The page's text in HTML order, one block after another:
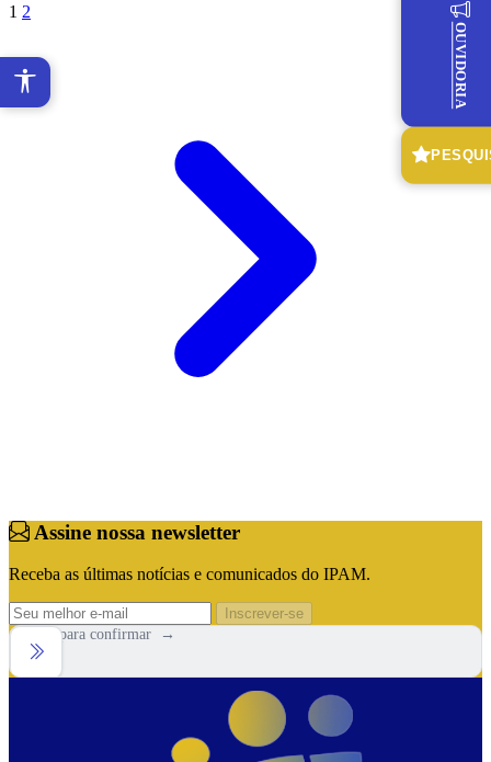
OUVIDORIA
1 2
Assine nossa newsletter
Receba as últimas notícias e comunicados do IPAM.
Inscrever-se
Arraste para confirmar →